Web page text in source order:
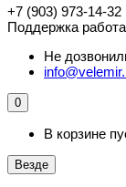
+7 (903) 973-14-32
Поддержка
Не
0
В корзине
Везде